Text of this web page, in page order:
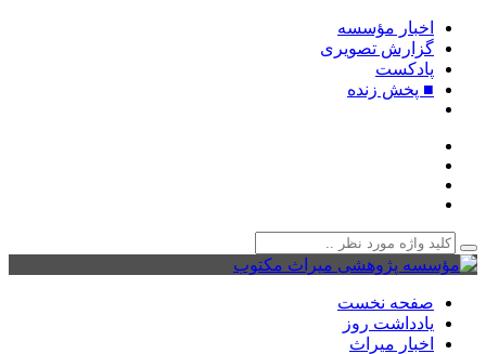
اخبار مؤسسه
گزارش تصویری
پادکست‌
■ پخش زنده
صفحه نخست
یادداشت روز
اخبار میراث